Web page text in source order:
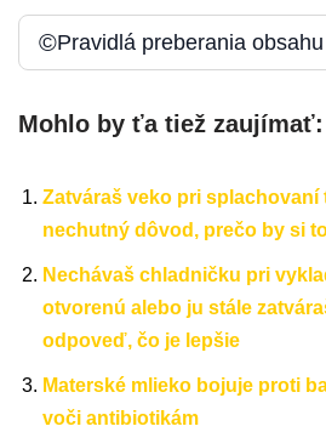
©Pravidlá preberania obsahu
Mohlo by ťa tiež zaujímať:
Zatváraš veko pri splachovaní
nechutný dôvod, prečo by si
Nechávaš chladničku pri
otvorenú alebo ju stále
odpoveď, čo je lepšie
Materské mlieko bojuje proti
voči antibiotikám